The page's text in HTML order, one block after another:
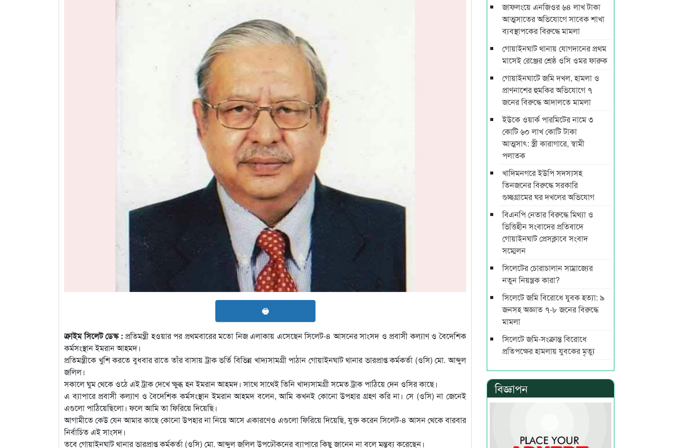
🖶
ক্রাইম সিলেট ডেস্ক : প্রতিমন্ত্রী হওয়ার পর প্রথমবারের মতো নিজ এলাকায় এসেছেন সিলেট-৪ আসনের সাংসদ ও প্রবাসী কল্যাণ ও বৈদেশিক
কর্মসংস্থান ইমরান আহমদ।
প্রতিমন্ত্রীকে খুশি করতে বুধবার রাতে তাঁর বাসায় ট্রাক ভর্তি বিভিন্ন খাদ্যসামগ্রী পাঠান গোয়াইনঘাট থানার ভারপ্রাপ্ত কর্মকর্তা (ওসি) মো. আব্দুল
জলিল।
সকালে ঘুম থেকে ওঠে এই ট্রাক দেখে ক্ষুব্ধ হন ইমরান আহমদ। সাথে সাথেই তিনি খাদ্যসামগ্রী সমেত ট্রাক পাঠিয়ে দেন ওসির কাছে।
এ ব্যাপারে প্রবাসী কল্যাণ ও বৈদেশিক কর্মসংস্থান ইমরান আহমদ বলেন, আমি কখনই কোনো উপহার গ্রহণ করি না। সে (ওসি) না জেনেই
এগুলো পাঠিয়েছিলো। ফলে আমি তা ফিরিয়ে দিয়েছি।
আগামীতে কেউ যেন আমার কাছে কোনো উপহার না নিয়ে আসে একারণেও এগুলো ফিরিয়ে দিয়েছি, যুক্ত করেন সিলেট-৪ আসন থেকে বারবার
নির্বাচিত এই সাংসদ।
তবে গোয়াইনঘাট থানার ভারপ্রাপ্ত কর্মকর্তা (ওসি) মো. আব্দুল জলিল উপঢৌকনের ব্যাপারে কিছু জানেন না বলে মন্তব্য করেছেন।
জাফলংয়ে এনজিওর ৬৪ লাখ টাকা
আত্মসাতের অভিযোগে সাবেক শাখা
ব্যবস্থাপকের বিরুদ্ধে মামলা
গোয়াইনঘাট থানায় যোগদানের প্রথম
মাসেই রেঞ্জের শ্রেষ্ঠ ওসি ওমর ফারুক
গোয়াইনঘাটে জমি দখল, হামলা ও
প্রাণনাশের হুমকির অভিযোগে ৭
জনের বিরুদ্ধে আদালতে মামলা
ইউকে ওয়ার্ক পারমিটের নামে ৩
কোটি ৬০ লাখ কোটি টাকা
আত্মসাৎ: স্ত্রী কারাগারে, স্বামী
পলাতক
খাদিমনগরে ইউপি সদস্যসহ
তিনজনের বিরুদ্ধে সরকারি
গুচ্ছগ্রামের ঘর দখলের অভিযোগ
বিএনপি নেতার বিরুদ্ধে মিথ্যা ও
ভিত্তিহীন সংবাদের প্রতিবাদে
গোয়াইনঘাট প্রেসক্লাবে সংবাদ
সম্মেলন
সিলেটের চোরাচালান সাম্রাজ্যের
নতুন নিয়ন্ত্রক কারা?
সিলেটে জমি বিরোধে যুবক হত্যা: ৯
জনসহ অজ্ঞাত ৭-৮ জনের বিরুদ্ধে
মামলা
সিলেটে জমি-সংক্রান্ত বিরোধে
প্রতিপক্ষের হামলায় যুবকের মৃত্যু
বিজ্ঞাপন